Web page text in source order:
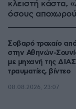
κλειστή κάστα,
όσους
Σοβαρό τροχαίο
στην Αθηνών-
με μηχανή της
τραυματίες, βίντεο
08.08.2026, 23:07